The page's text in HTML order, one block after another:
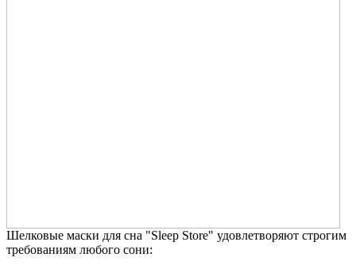
Шелковые маски для сна "Sleep Store" удовлетворяют строгим
требованиям любого сони: